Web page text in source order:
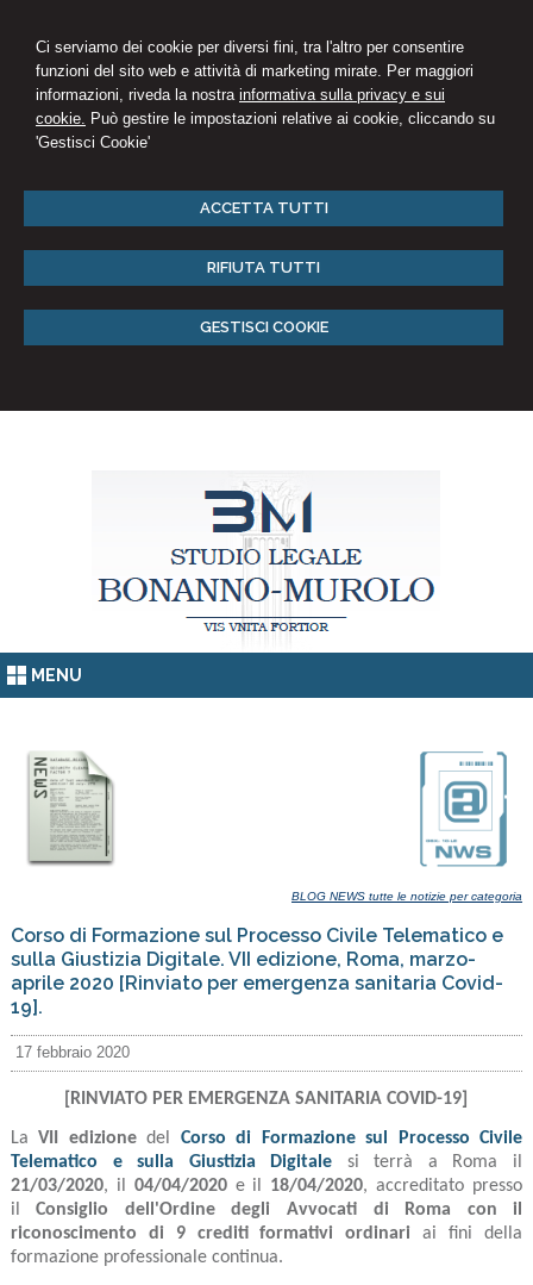
Ci serviamo dei cookie per diversi fini, tra l'altro per consentire
funzioni del sito web e attività di marketing mirate. Per maggiori
informazioni, riveda la nostra informativa sulla privacy e sui
cookie. Può gestire le impostazioni relative ai cookie, cliccando su
'Gestisci Cookie'
ACCETTA TUTTI
RIFIUTA TUTTI
GESTISCI COOKIE
MENU
BLOG NEWS tutte le notizie per categoria
Corso di Formazione sul Processo Civile Telematico e
sulla Giustizia Digitale. VII edizione, Roma, marzo-
aprile 2020 [Rinviato per emergenza sanitaria Covid-
19].
17 febbraio 2020
[RINVIATO PER EMERGENZA SANITARIA COVID-19]
LaVII edizionedel Corso di Formazione sul Processo Civile
Telematico e sulla Giustizia Digitale si terrà a Roma il
21/03/2020, il 04/04/2020e il 18/04/2020, accreditato presso
ilConsiglio dell'Ordine degli Avvocati di Roma con il
riconoscimento di 9 crediti formativi ordinari ai fini della
formazione professionale continua.